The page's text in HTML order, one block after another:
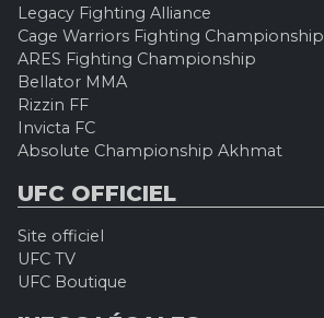
Legacy Fighting Alliance
Cage Warriors Fighting Championship
ARES Fighting Championship
Bellator MMA
Rizzin FF
Invicta FC
Absolute Championship Akhmat
UFC OFFICIEL
Site officiel
UFC TV
UFC Boutique